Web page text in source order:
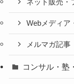
ネット販売・
Webメディア
メルマガ記事
コンサル・塾